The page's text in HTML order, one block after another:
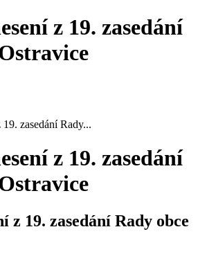
z 19. zasedání
19. zasedání Rady...
z 19. zasedání
z 19. zasedání Rady obce